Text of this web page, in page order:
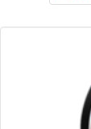
page